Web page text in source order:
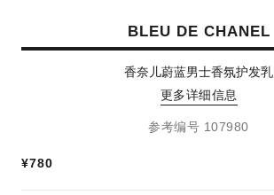
BLEU DE CHANEL
香奈儿蔚蓝男士香氛护发乳
更多详细信息
参考编号 107980
¥780